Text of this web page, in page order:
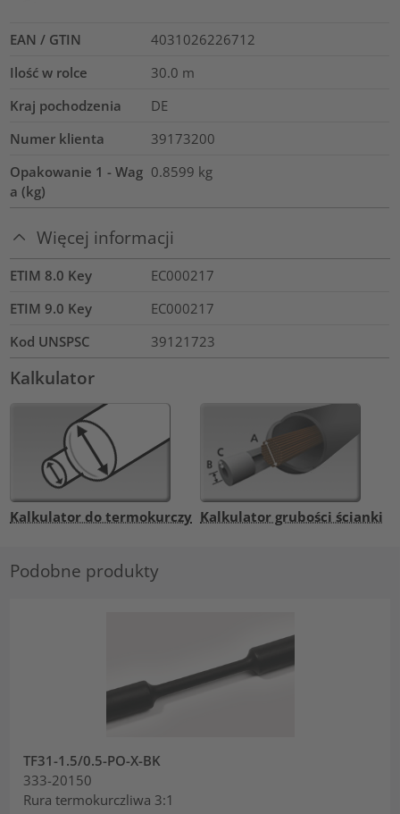
EAN / GTIN
4031026226712
Ilość w rolce
30.0 m
Kraj pochodzenia
DE
Numer klienta
39173200
Opakowanie 1 - Wag
a (kg)
0.8599 kg
Więcej informacji
ETIM 8.0 Key
EC000217
ETIM 9.0 Key
EC000217
Kod UNSPSC
39121723
Kalkulator
Kalkulator do termokurczy Kalkulator grubości ścianki
Podobne produkty
TF31-1.5/0.5-PO-X-BK
333-20150
Rura termokurczliwa 3:1